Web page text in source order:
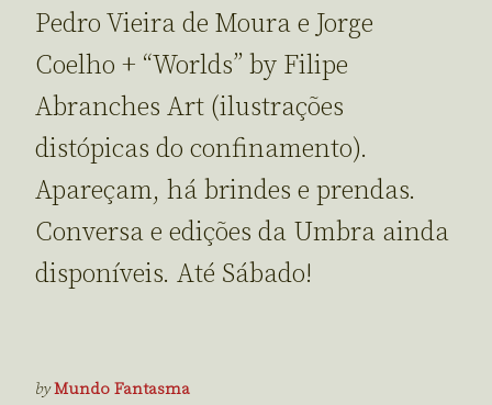
Pedro Vieira de Moura e Jorge
Coelho + “Worlds” by Filipe
Abranches Art (ilustrações
distópicas do confinamento).
Apareçam, há brindes e prendas.
Conversa e edições da Umbra ainda
disponíveis. Até Sábado!
byMundo Fantasma